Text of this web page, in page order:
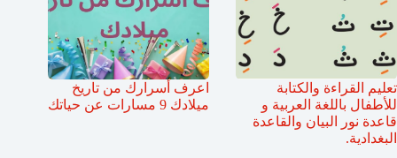
تعليم القراءة والكتابة
للأطفال باللغة العربية و
قاعدة نور البيان والقاعدة
البغدادية.
اعرف أسرارك من تاريخ
ميلادك 9 مسارات عن حياتك